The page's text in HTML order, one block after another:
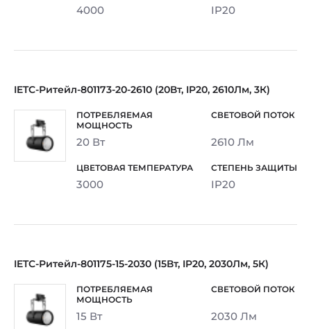
4000 IP20
IETC-Ритейл-801173-20-2610 (20Вт, IP20, 2610Лм, 3К)
20 Вт 2610 Лм
3000 IP20
IETC-Ритейл-801175-15-2030 (15Вт, IP20, 2030Лм, 5К)
15 Вт 2030 Лм